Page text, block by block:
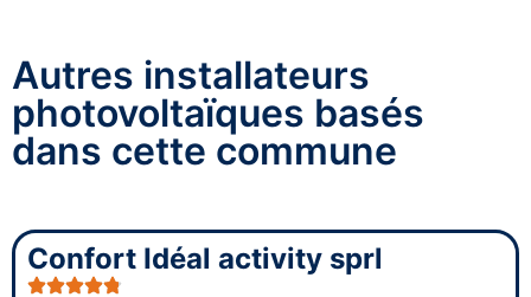
Autres installateurs
photovoltaïques basés
dans cette commune
Confort Idéal activity sprl